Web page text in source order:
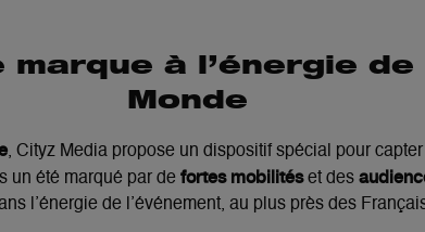
à l’énergie de
Monde
, Cityz Media propose un dispositif spécial pour
un été marqué par defortes mobilitéset des
l’énergie de l’événement, au plus près des